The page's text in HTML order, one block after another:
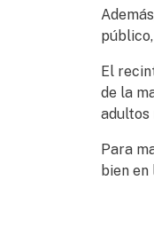
El
de la
adultos
Para
bien en